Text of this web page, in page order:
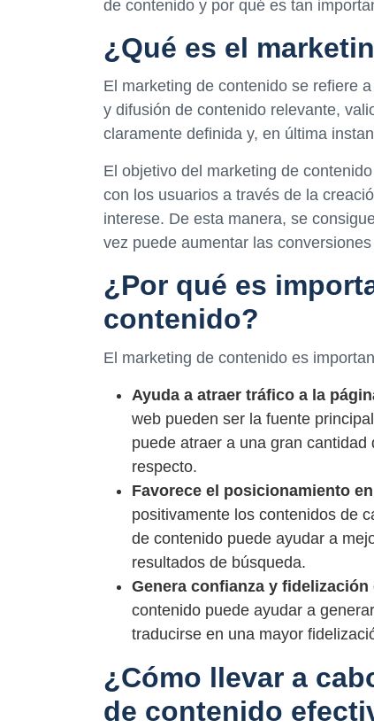
de contenido y por qué es tan
¿Qué es el
El marketing de contenido se refiere
y difusión de contenido relevante,
claramente definida y, en última
El objetivo del marketing de
con los usuarios a través de la
interese. De esta manera, se
vez puede aumentar las
¿Por qué es
contenido?
El marketing de contenido es
Ayuda a atraer tráfico a la
web pueden ser la fuente
puede atraer a una gran
respecto.
Favorece el posicionamiento
positivamente los contenidos de
de contenido puede ayudar a
resultados de búsqueda.
Genera confianza y
contenido puede ayudar a
traducirse en una mayor
¿Cómo llevar a
de contenido